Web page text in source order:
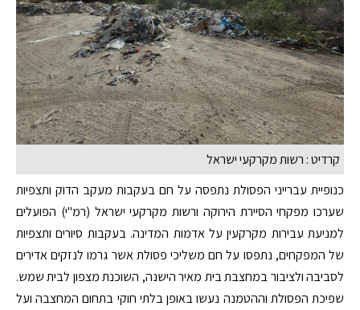
קרדיט : רשות מקרקעי ישראל
כנופיית עברייני הפסולת נתפסה על חם בעקבות מעקב הדוק ותצפיות
שערכו מפקחי הסיירת הירוקה ורשות מקרקעי ישראל (רמ"י) הפועלים
למניעת עבירות מקרקעין על אדמות המדינה. בעקבות סיורים ותצפיות
של המפקחים, נתפסו על חם משליכי פסולת אשר גרמו לנזקים אדירים
לסביבה ולציבור במחצבת בית מאיר הישנה, השוכנת מצפון לבית שמש.
שפיכת הפסולת וההטמנה נעשו באופן בלתי חוקי בתחום המחצבה ועל